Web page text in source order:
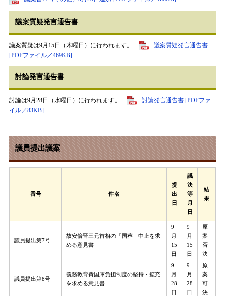
議案質疑発言通告書
議案質疑は9月15日（木曜日）に行われます。
議案質疑発言通告書
[PDFファイル／469KB]
討論発言通告書
討論は9月28日（水曜日）に行われます。
討論発言通告書 [PDFファ
イル／83KB]
議員提出議案
番号 件名
提
出
日
議
決
等
月
日
結
果
議員提出第7号
故安倍晋三元首相の「国葬」中止を求
める意見書
9
月
15
日
9
月
15
日
原
案
否
決
議員提出第8号
義務教育費国庫負担制度の堅持・拡充
を求める意見書
9
月
28
日
9
月
28
日
原
案
可
決